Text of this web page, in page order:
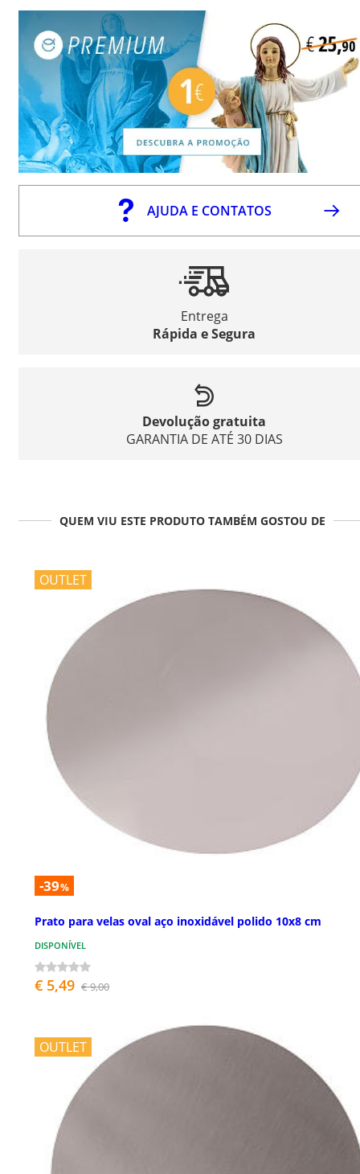
AJUDA E CONTATOS
Entrega
Rápida e Segura
Devolução gratuita
GARANTIA DE ATÉ 30 DIAS
QUEM VIU ESTE PRODUTO TAMBÉM GOSTOU DE
OUTLET
-39%
Prato para velas oval aço inoxidável polido 10x8 cm
DISPONÍVEL
€ 5,49 € 9,00
OUTLET